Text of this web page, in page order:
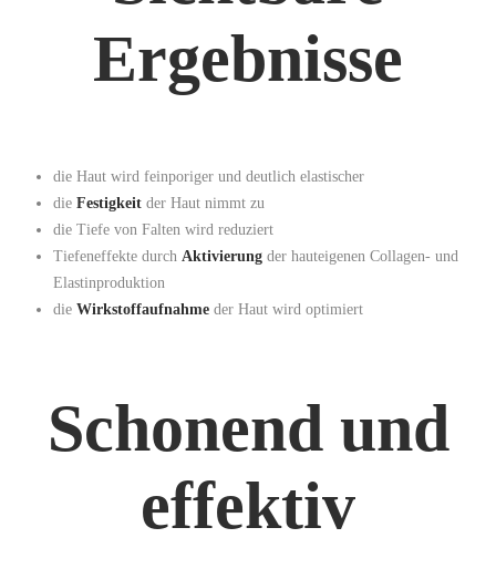
Ergebnisse
die Haut wird feinporiger und deutlich elastischer
die Festigkeit der Haut nimmt zu
die Tiefe von Falten wird reduziert
Tiefeneffekte durch Aktivierung der hauteigenen Collagen- und
Elastinproduktion
die Wirkstoffaufnahme der Haut wird optimiert
Schonend und
effektiv